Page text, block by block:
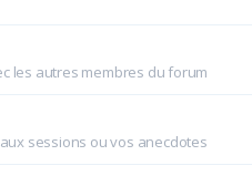
les autres membres du forum
sessions ou vos anecdotes